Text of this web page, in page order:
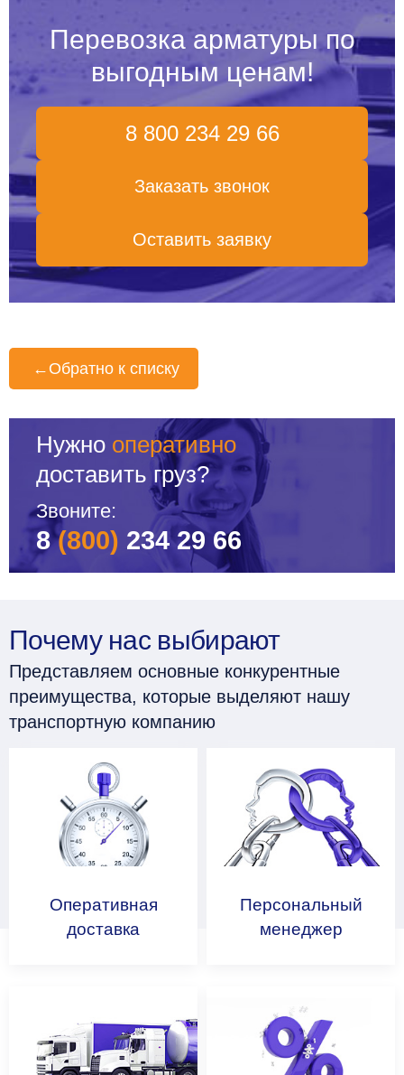
Перевозка арматуры по
выгодным ценам!
8 800 234 29 66
Заказать звонок
Оставить заявку
← Обратно к списку
Нужно оперативно
доставить груз?
Звоните:
8(800) 234 29 66
Почему нас выбирают
Представляем основные конкурентные
преимущества, которые выделяют нашу
транспортную компанию
Оперативная
доставка
Персональный
менеджер